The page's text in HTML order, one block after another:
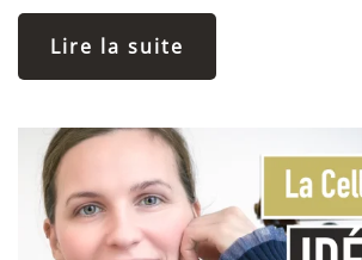
Lire la suite